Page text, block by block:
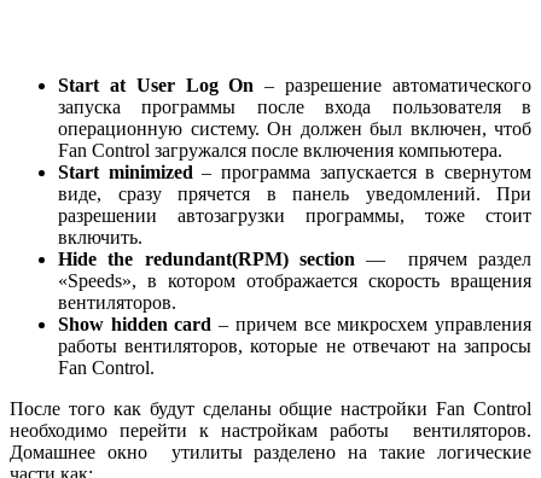
Start at User Log On – разрешение автоматического
запуска программы после входа пользователя в
операционную систему. Он должен был включен, чтоб
Fan Control загружался после включения компьютера.
Start minimized – программа запускается в свернутом
виде, сразу прячется в панель уведомлений. При
разрешении автозагрузки программы, тоже стоит
включить.
Hide the redundant(RPM) section — прячем раздел
«Speeds», в котором отображается скорость вращения
вентиляторов.
Show hidden card – причем все микросхем управления
работы вентиляторов, которые не отвечают на запросы
Fan Control.
После того как будут сделаны общие настройки Fan Control
необходимо перейти к настройкам работы вентиляторов.
Домашнее окно утилиты разделено на такие логические
части как: